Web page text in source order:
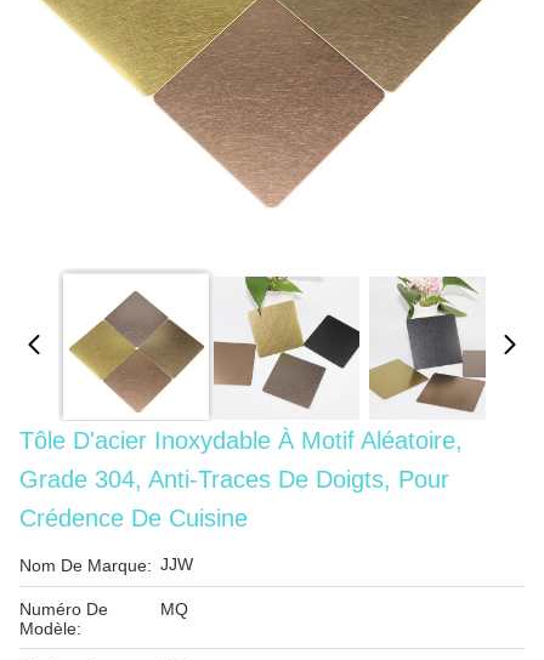
Tôle D'acier Inoxydable À Motif Aléatoire,
Grade 304, Anti-Traces De Doigts, Pour
Crédence De Cuisine
Nom De Marque: JJW
Numéro De
Modèle:
MQ